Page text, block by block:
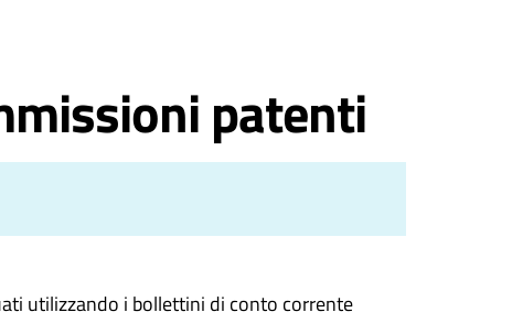
patenti
utilizzando i bollettini di conto corrente